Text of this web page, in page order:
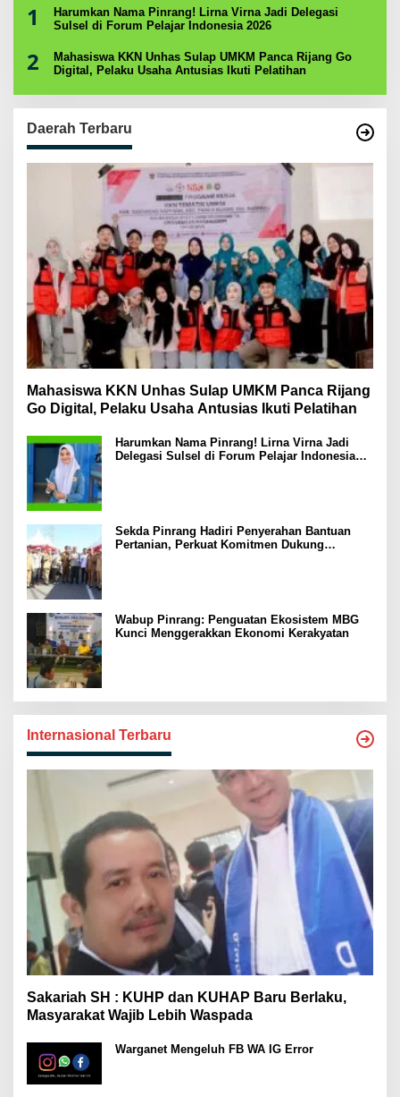
1
Harumkan Nama Pinrang! Lirna Virna Jadi Delegasi
Sulsel di Forum Pelajar Indonesia 2026
2
Mahasiswa KKN Unhas Sulap UMKM Panca Rijang Go
Digital, Pelaku Usaha Antusias Ikuti Pelatihan
Daerah Terbaru
Mahasiswa KKN Unhas Sulap UMKM Panca Rijang
Go Digital, Pelaku Usaha Antusias Ikuti Pelatihan
Harumkan Nama Pinrang! Lirna Virna Jadi
Delegasi Sulsel di Forum Pelajar Indonesia
Sekda Pinrang Hadiri Penyerahan Bantuan
Pertanian, Perkuat Komitmen Dukung
Wabup Pinrang: Penguatan Ekosistem MBG
Kunci Menggerakkan Ekonomi Kerakyatan
Internasional Terbaru
Sakariah SH : KUHP dan KUHAP Baru Berlaku,
Masyarakat Wajib Lebih Waspada
Warganet Mengeluh FB WA IG Error